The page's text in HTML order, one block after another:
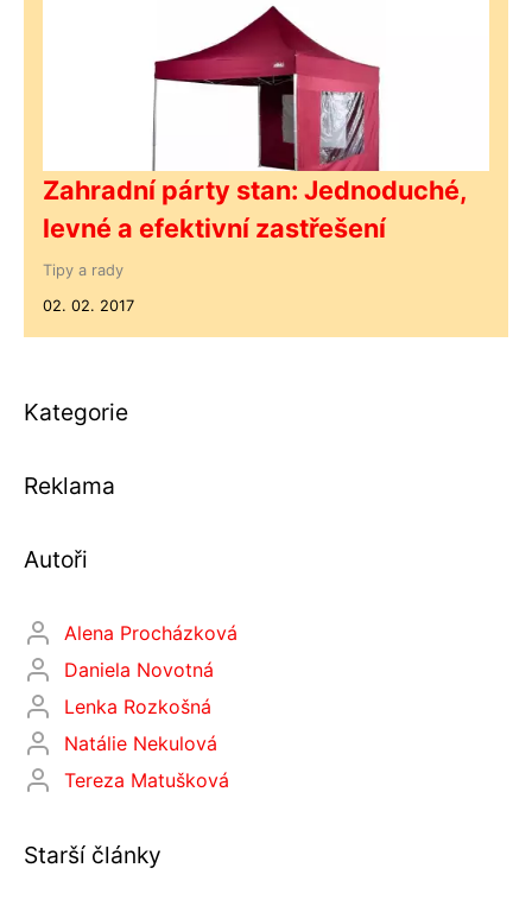
Zahradní párty stan: Jednoduché,
levné a efektivní zastřešení
Tipy a rady
02. 02. 2017
Kategorie
Reklama
Autoři
Alena Procházková
Daniela Novotná
Lenka Rozkošná
Natálie Nekulová
Tereza Matušková
Starší články